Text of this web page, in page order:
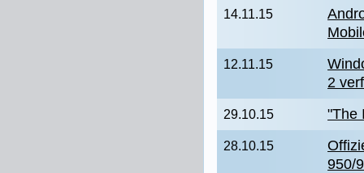
14.11.15
12.11.15
2
29.10.15 "The
28.10.15
950/